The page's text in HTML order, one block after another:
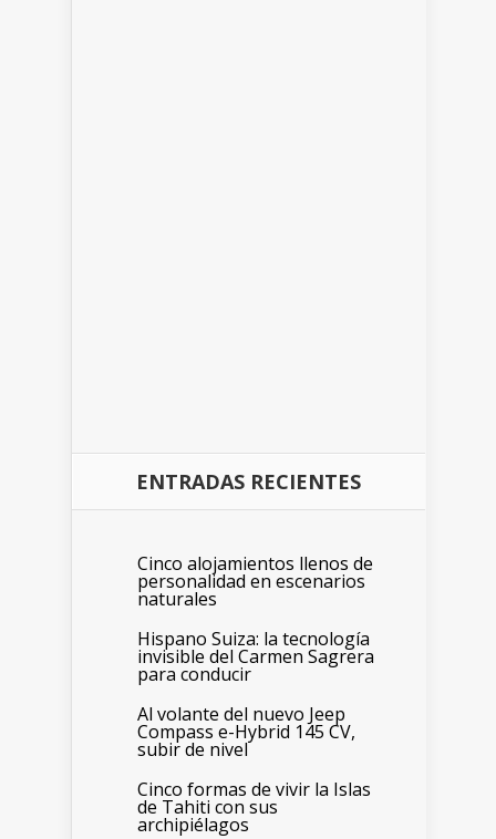
ENTRADAS RECIENTES
Cinco alojamientos llenos de
personalidad en escenarios
naturales
Hispano Suiza: la tecnología
invisible del Carmen Sagrera
para conducir
Al volante del nuevo Jeep
Compass e-Hybrid 145 CV,
subir de nivel
Cinco formas de vivir la Islas
de Tahiti con sus
archipiélagos